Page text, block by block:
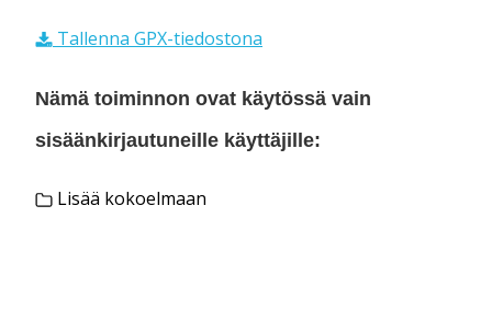
Tallenna GPX-tiedostona
Nämä toiminnon ovat käytössä vain
sisäänkirjautuneille käyttäjille:
Lisää kokoelmaan